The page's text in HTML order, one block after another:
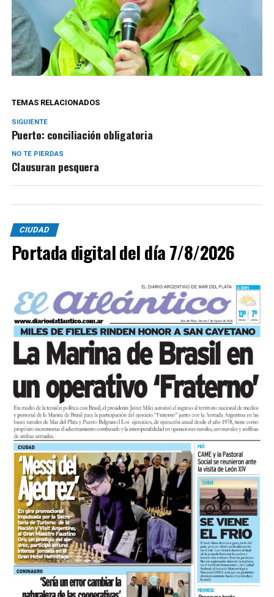
TEMAS RELACIONADOS
SIGUIENTE
Puerto: conciliación obligatoria
NO TE PIERDAS
Clausuran pesquera
CIUDAD
Portada digital del día 7/8/2026